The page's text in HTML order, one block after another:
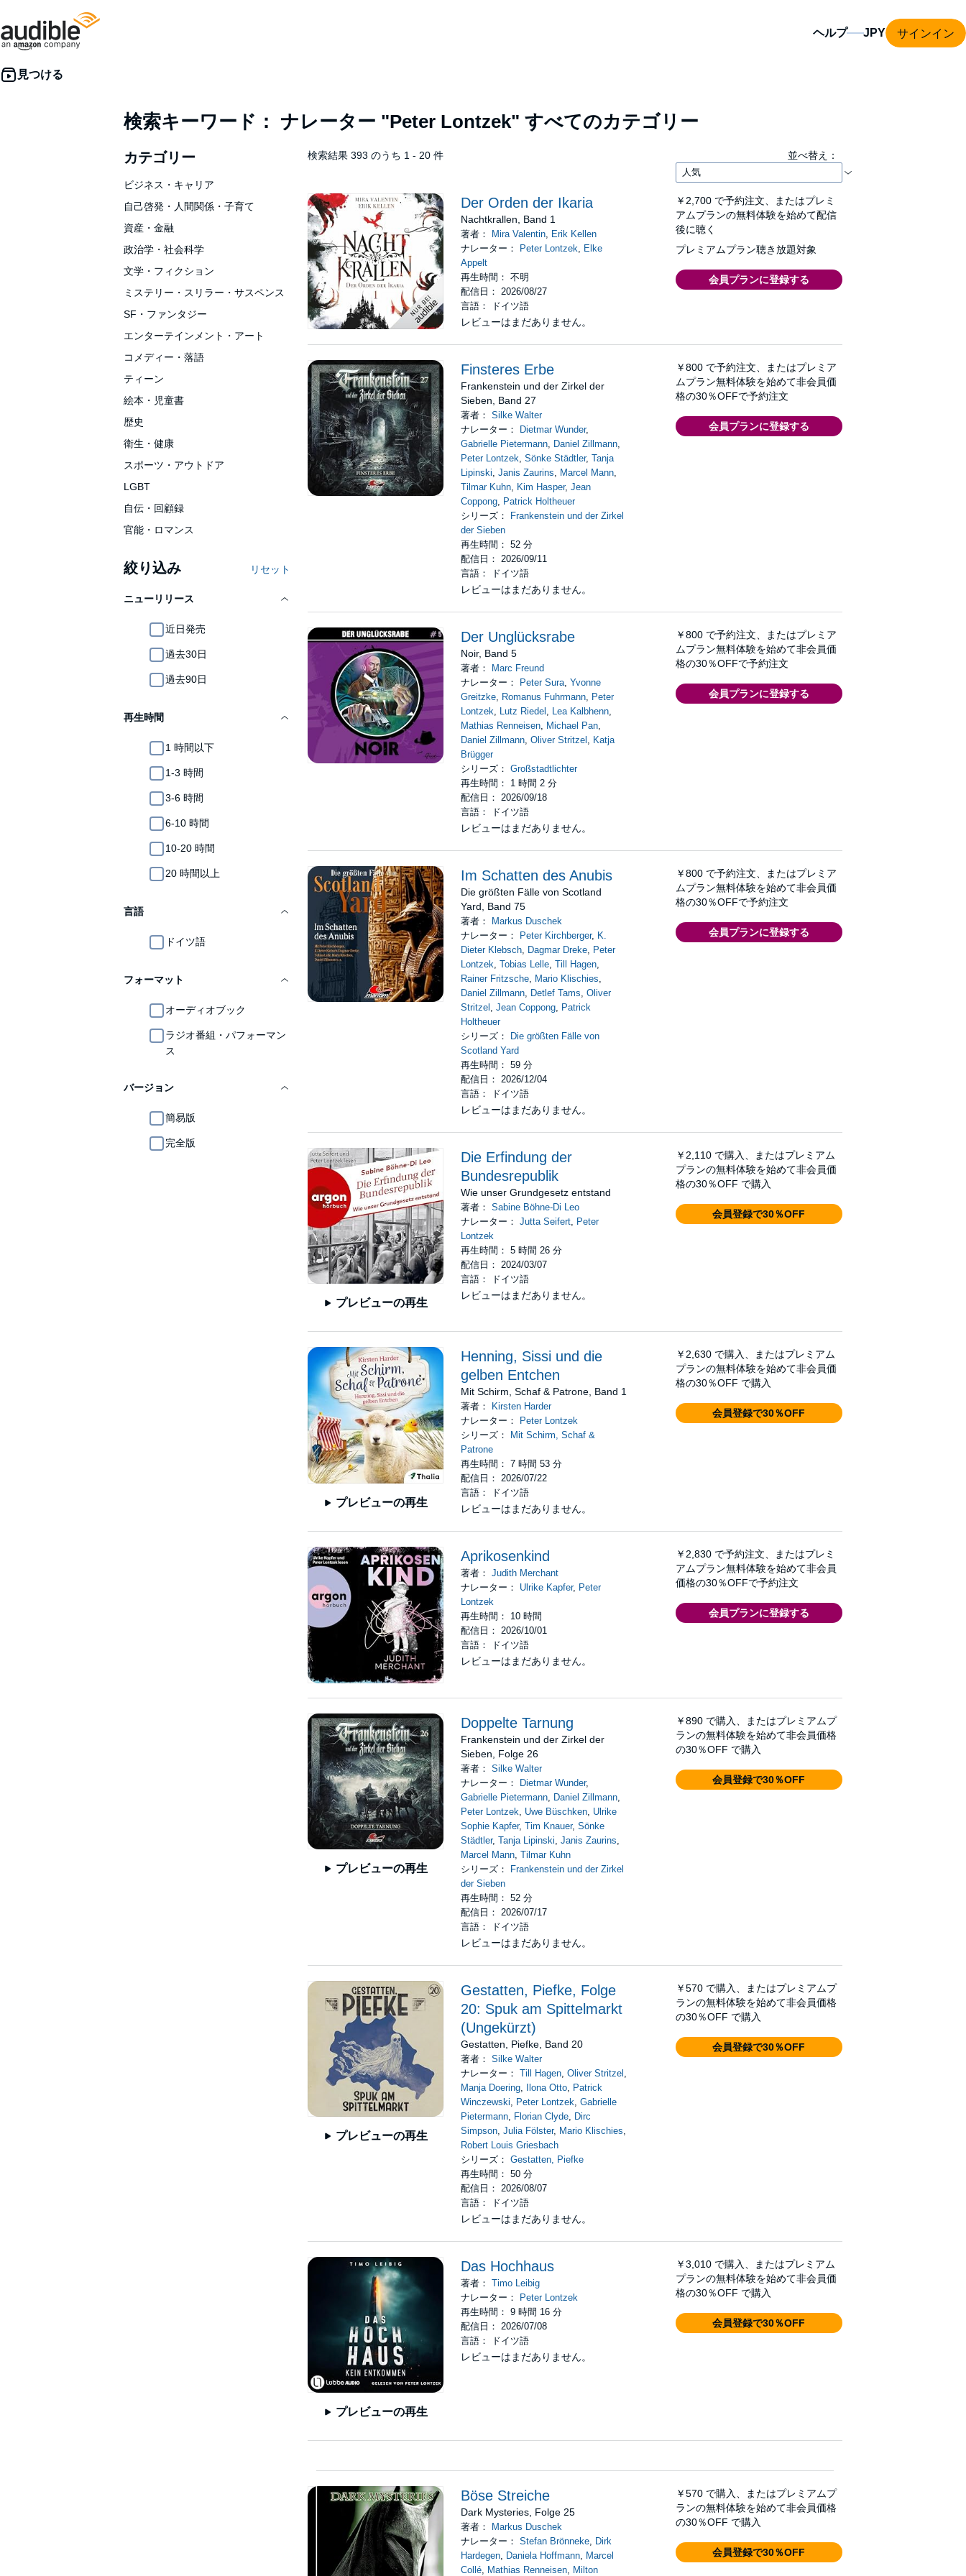
ヘルプ サインイン
検索キーワード： ナレーター "Peter Lontzek" すべてのカテゴリー
カテゴリー
ビジネス・キャリア
自己啓発・人間関係・子育て
資産・金融
政治学・社会科学
文学・フィクション
ミステリー・スリラー・サスペンス
SF・ファンタジー
エンターテインメント・アート
コメディー・落語
ティーン
絵本・児童書
歴史
衛生・健康
スポーツ・アウトドア
LGBT
自伝・回顧録
官能・ロマンス
絞り込み リセット
ニューリリース
近日発売
過去30日
過去90日
再生時間
1 時間以下
1-3 時間
3-6 時間
6-10 時間
10-20 時間
20 時間以上
言語
ドイツ語
フォーマット
オーディオブック
ラジオ番組・パフォーマン
ス
バージョン
簡易版
完全版
検索結果 393 のうち 1 - 20 件 並べ替え：
Der Orden der Ikaria
Nachtkrallen, Band 1
著者： Mira Valentin, Erik Kellen
ナレーター：
Peter Lontzek, Elke
Appelt
再生時間： 不明
配信日： 2026/08/27
言語： ドイツ語
レビューはまだありません。
￥2,700 で予約注文、またはプレミ
アムプランの無料体験を始めて配信
後に聴く
プレミアムプラン聴き放題対象
会員プランに登録する
Finsteres Erbe
Frankenstein und der Zirkel der
Sieben, Band 27
著者：Silke Walter
ナレーター：
Dietmar Wunder,
Gabrielle Pietermann, Daniel Zillmann,
Peter Lontzek,Sönke Städtler,Tanja
Lipinski,Janis Zaurins, Marcel Mann,
Tilmar Kuhn, Kim Hasper,Jean
Coppong, Patrick Holtheuer
シリーズ：
Frankenstein und der Zirkel
der Sieben
再生時間： 52 分
配信日： 2026/09/11
言語： ドイツ語
レビューはまだありません。
￥800 で予約注文、またはプレミア
ムプラン無料体験を始めて非会員価
格の30％OFFで予約注文
会員プランに登録する
Der Unglücksrabe
Noir, Band 5
著者：
Marc Freund
ナレーター：
Peter Sura,Yvonne
Greitzke, Romanus Fuhrmann, Peter
Lontzek, Lutz Riedel , Lea Kalbhenn,
Mathias Renneisen, Michael Pan,
Daniel Zillmann,Oliver Stritzel , Katja
Brügger
シリーズ：Großstadtlichter
再生時間： 1 時間 2 分
配信日： 2026/09/18
言語： ドイツ語
レビューはまだありません。
￥800 で予約注文、またはプレミア
ムプラン無料体験を始めて非会員価
格の30％OFFで予約注文
会員プランに登録する
Im Schatten des Anubis
Die größten Fälle von Scotland
Yard, Band 75
著者：
Markus Duschek
ナレーター：
Peter Kirchberger, K.
Dieter Klebsch, Dagmar Dreke, Peter
Lontzek,Tobias Lelle,Till Hagen,
Rainer Fritzsche, Mario Klischies,
Daniel Zillmann, Detlef Tams,Oliver
Stritzel ,Jean Coppong, Patrick
Holtheuer
シリーズ：
Die größten Fälle von
Scotland Yard
再生時間： 59 分
配信日： 2026/12/04
言語： ドイツ語
レビューはまだありません。
￥800 で予約注文、またはプレミア
ムプラン無料体験を始めて非会員価
格の30％OFFで予約注文
会員プランに登録する
プレビューの再生
Die Erfindung der
Bundesrepublik
Wie unser Grundgesetz entstand
著者：Sabine Böhne-Di Leo
ナレーター：Jutta Seifert, Peter
Lontzek
再生時間： 5 時間 26 分
配信日： 2024/03/07
言語： ドイツ語
レビューはまだありません。
￥2,110 で購入、またはプレミアム
プランの無料体験を始めて非会員価
格の30％OFF で購入
会員登録で30％OFF
プレビューの再生
Henning, Sissi und die
gelben Entchen
Mit Schirm, Schaf & Patrone, Band 1
著者：
Kirsten Harder
ナレーター：
Peter Lontzek
シリーズ：
Mit Schirm, Schaf &
Patrone
再生時間： 7 時間 53 分
配信日： 2026/07/22
言語： ドイツ語
レビューはまだありません。
￥2,630 で購入、またはプレミアム
プランの無料体験を始めて非会員価
格の30％OFF で購入
会員登録で30％OFF
Aprikosenkind
著者：Judith Merchant
ナレーター： Ulrike Kapfer, Peter
Lontzek
再生時間： 10 時間
配信日： 2026/10/01
言語： ドイツ語
レビューはまだありません。
￥2,830 で予約注文、またはプレミ
アムプラン無料体験を始めて非会員
価格の30％OFFで予約注文
会員プランに登録する
プレビューの再生
Doppelte Tarnung
Frankenstein und der Zirkel der
Sieben, Folge 26
著者：Silke Walter
ナレーター： Dietmar Wunder,
Gabrielle Pietermann Daniel Zillmann
Peter Lontzek
Uwe Büschken Ulrike
Sophie Kapfer,Tim Knauer,Sönke
Städtler,Tanja Lipinski ,Janis Zaurins
Marcel Mann ,Tilmar Kuhn
シリーズ： Frankenstein und der Zirkel
der Sieben
再生時間： 52 分
配信日： 2026/07/17
言語： ドイツ語
レビューはまだありません。
￥890 で購入、またはプレミアムプ
ランの無料体験を始めて非会員価格
の30％OFF で購入
会員登録で30％OFF
プレビューの再生
Gestatten, Piefke, Folge
20: Spuk am Spittelmarkt
(Ungekürzt)
Gestatten, Piefke, Band 20
著者：Silke Walter
ナレーター：Till Hagen ,Oliver Stritzel
Manja Doering Ilona Otto Patrick
Winczewski
Peter Lontzek ,Gabrielle
Pietermann Florian Clyde Dirc
Simpson ,Julia Fölster, Mario Klischies
Robert Louis Griesbach
シリーズ：Gestatten, Piefke
再生時間： 50 分
配信日： 2026/08/07
言語： ドイツ語
レビューはまだありません。
￥570 で購入、またはプレミアムプ
ランの無料体験を始めて非会員価格
の30％OFF で購入
会員登録で30％OFF
プレビューの再生
Das Hochhaus
著者：Timo Leibig
ナレーター： Peter Lontzek
再生時間： 9 時間 16 分
配信日： 2026/07/08
言語： ドイツ語
レビューはまだありません。
￥3,010 で購入、またはプレミアム
プランの無料体験を始めて非会員価
格の30％OFF で購入
会員登録で30％OFF
Böse Streiche
Dark Mysteries, Folge 25
著者：
Markus Duschek
ナレーター：Stefan Brönneke
Dirk
Hardegen
Daniela Hoffmann
Marcel
Collé
Mathias Renneisen Milton
￥570 で購入、またはプレミアムプ
ランの無料体験を始めて非会員価格
の30％OFF で購入
会員登録で30％OFF